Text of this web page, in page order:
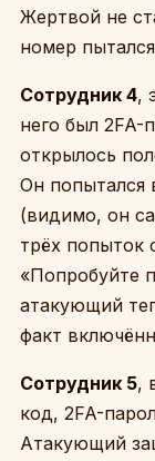
Жертвой не
номер
Сотрудник 4,
него был 2FA-
открылось
Он попытался
(видимо, он
трёх попыток
«Попробуйте
атакующий
факт
Сотрудник 5,
код, 2FA-
Атакующий